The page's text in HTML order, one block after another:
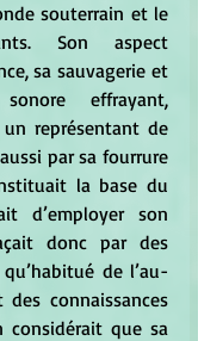
souterrain et le
Son aspect
sa sauvagerie et
effrayant,
représentant de
par sa fourrure
la base du
d’employer son
donc par des
de l’au-
connaissances
considérait que sa